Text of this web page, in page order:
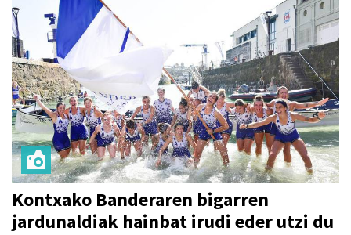
Kontxako Banderaren bigarren
jardunaldiak hainbat irudi eder utzi du